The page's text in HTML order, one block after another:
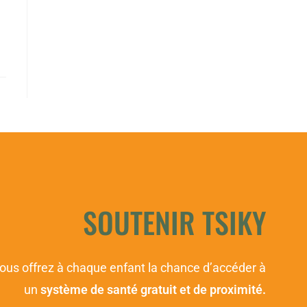
SOUTENIR TSIKY
offrez à chaque enfant la chance d’accéder à
un système de santé gratuit et de proximité.